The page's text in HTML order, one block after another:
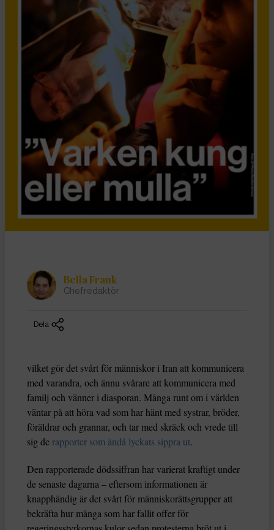
Bella Frank
Chefredaktör
Dela
vilket gör det svårt för människor i Iran att kommunicera
med varandra, och ännu svårare att kommunicera med
familj och vänner i diasporan. Många runt om i världen
väntar på att höra vad som har hänt med systrar, bröder,
föräldrar och grannar, och tar med skräck och vrede till
sig de rapporter som ändå lyckats sippra ut.
Den rapporterade dödssiffran har varierat kraftigt under
de senaste dagarna – eftersom informationen är
knapphändig är det svårt för människorättsgrupper att
bekräfta hur många som har fallit offer för